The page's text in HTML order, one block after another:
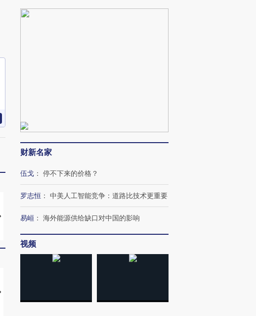
马航飞行员跨国走私7万
视线｜被称为“蟑螂”的印
育部长拱下台
飞地休达
【推广】走进第四届链博
会，让数智科技“链”接产
【特别呈现】寻找100种
CFO：不靠规模取胜，华
财新名家
伍戈 ： 停不下来的价格？
罗志恒 ： 中美人工智能竞争：道路比技术更重要
易峘 ： 海外能源供给缺口对中国的影响
视频